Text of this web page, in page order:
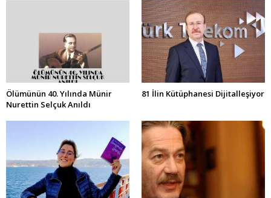
Ölümünün 40. Yılında Münir
Nurettin Selçuk Anıldı
81 İlin Kütüphanesi Dijitalleşiyor